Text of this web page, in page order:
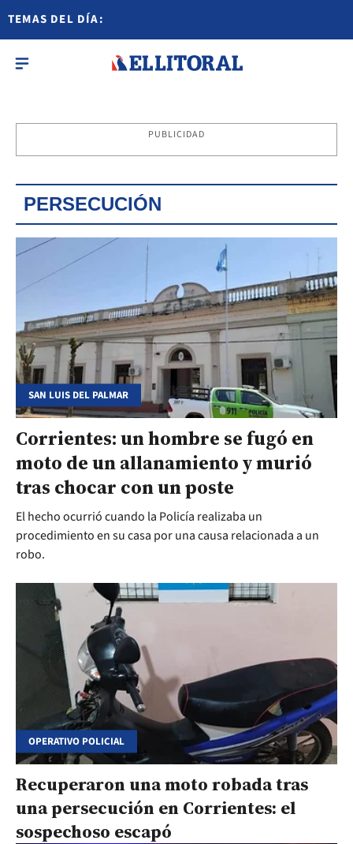
TEMAS DEL DÍA:
PUBLICIDAD
PERSECUCIÓN
SAN LUIS DEL PALMAR
Corrientes: un hombre se fugó en
moto de un allanamiento y murió
tras chocar con un poste
El hecho ocurrió cuando la Policía realizaba un
procedimiento en su casa por una causa relacionada a un
robo.
OPERATIVO POLICIAL
Recuperaron una moto robada tras
una persecución en Corrientes: el
sospechoso escapó